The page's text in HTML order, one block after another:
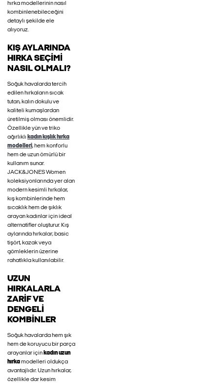
hırka modellerinin nasıl
kombinlenebileceğini
detaylı şekilde ele
alıyoruz.
KIŞ AYLARINDA
HIRKA SEÇIMI
NASIL OLMALI?
Soğuk havalarda tercih
edilen hırkaların sıcak
tutan, kalın dokulu ve
kaliteli kumaşlardan
üretilmiş olması önemlidir.
Özellikle yün ve triko
ağırlıklı kadın kışlık hırka
modelleri, hem konforlu
hem de uzun ömürlü bir
kullanım sunar.
JACK&JONES Women
koleksiyonlarında yer alan
modern kesimli hırkalar,
kış kombinlerinde hem
sıcaklık hem de şıklık
arayan kadınlar için ideal
alternatifler oluşturur. Kış
aylarında hırkalar; basic
tişört, kazak veya
gömleklerin üzerine
rahatlıkla kullanılabilir.
UZUN
HIRKALARLA
ZARIF VE
DENGELI
KOMBINLER
Soğuk havalarda hem şık
hem de koruyucu bir parça
arayanlar için kadın uzun
hırkamodelleri oldukça
avantajlıdır. Uzun hırkalar,
özellikle dar kesim